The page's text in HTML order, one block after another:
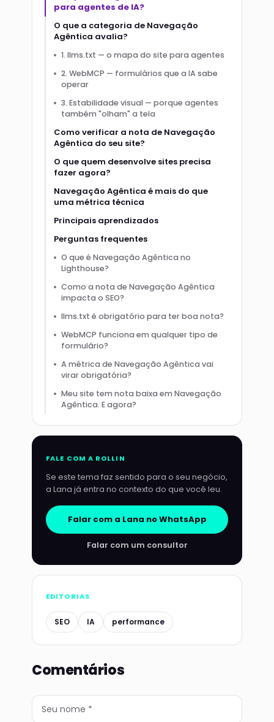
para agentes de IA?
O que a categoria de Navegação
Agêntica avalia?
1. llms.txt — o mapa do site para agentes
2. WebMCP — formulários que a IA sabe
operar
3. Estabilidade visual — porque agentes
também "olham" a tela
Como verificar a nota de Navegação
Agêntica do seu site?
O que quem desenvolve sites precisa
fazer agora?
Navegação Agêntica é mais do que
uma métrica técnica
Principais aprendizados
Perguntas frequentes
O que é Navegação Agêntica no
Lighthouse?
Como a nota de Navegação Agêntica
impacta o SEO?
llms.txt é obrigatório para ter boa nota?
WebMCP funciona em qualquer tipo de
formulário?
A métrica de Navegação Agêntica vai
virar obrigatória?
Meu site tem nota baixa em Navegação
Agêntica. E agora?
FALE COM A ROLLIN
Se este tema faz sentido para o seu negócio,
a Lana já entra no contexto do que você leu.
Falar com a Lana no WhatsApp
Falar com um consultor
EDITORIAS
SEO IA performance
Comentários